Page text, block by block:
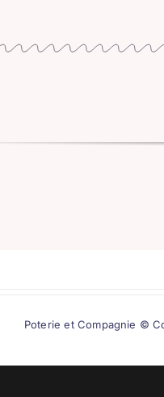
Poterie et Compagnie ©